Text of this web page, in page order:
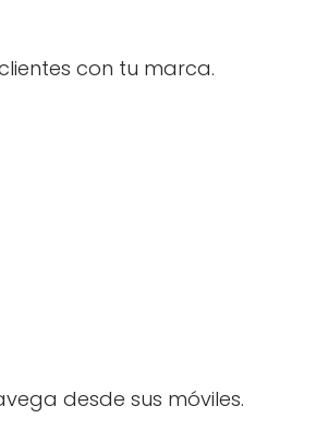
con tu marca.
desde sus móviles.